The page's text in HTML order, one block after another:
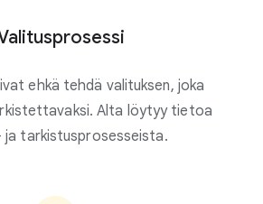
ehkä tehdä valituksen, joka
Alta löytyy tietoa
ja tarkistusprosesseista.